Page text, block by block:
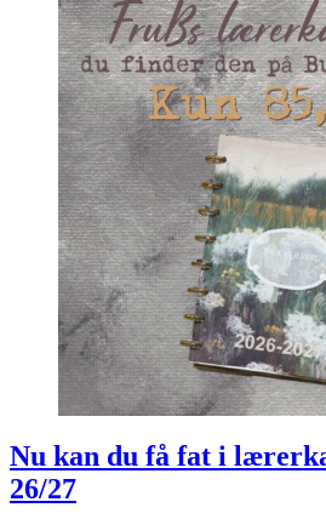
Nu kan du få fat i
26/27